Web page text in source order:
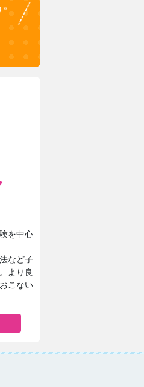
を中心
など子
より良
こない